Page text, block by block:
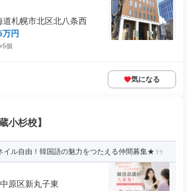
札幌市北区北八条西
万円
個
気になる
小杉校】
イル自由！韓国語の魅力をつたえる仲間募集★
原区新丸子東